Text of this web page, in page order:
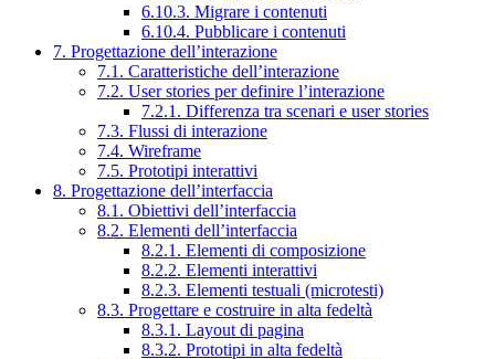
6.10.3. Migrare i contenuti
6.10.4. Pubblicare i contenuti
7. Progettazione dell’interazione
7.1. Caratteristiche dell’interazione
7.2. User stories per definire l’interazione
7.2.1. Differenza tra scenari e user stories
7.3. Flussi di interazione
7.4. Wireframe
7.5. Prototipi interattivi
8. Progettazione dell’interfaccia
8.1. Obiettivi dell’interfaccia
8.2. Elementi dell’interfaccia
8.2.1. Elementi di composizione
8.2.2. Elementi interattivi
8.2.3. Elementi testuali (microtesti)
8.3. Progettare e costruire in alta fedeltà
8.3.1. Layout di pagina
8.3.2. Prototipi in alta fedeltà